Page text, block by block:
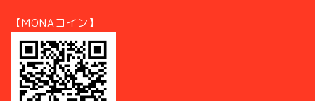
【MONAコイン】